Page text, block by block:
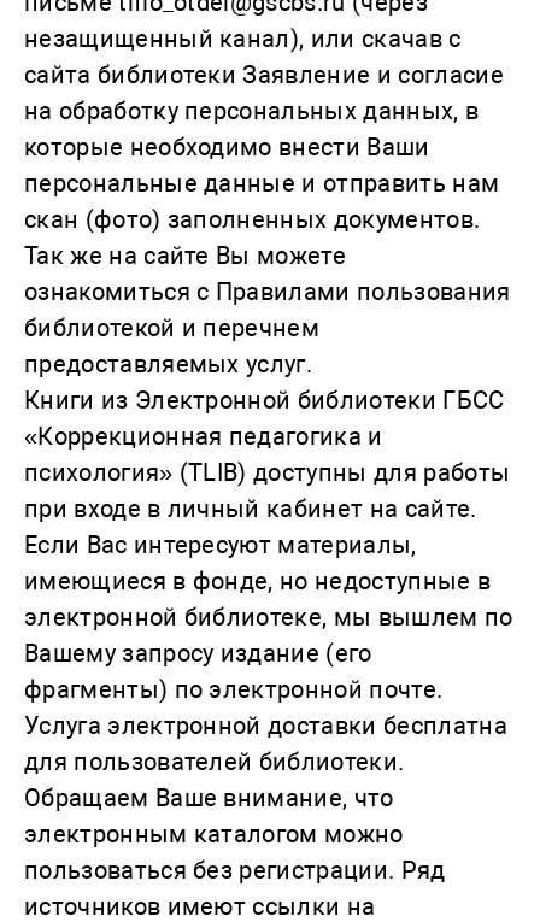
незащищенный канал), или скачав с
сайта библиотеки Заявление и согласие
на обработку персональных данных, в
которые необходимо внести Ваши
персональные данные и отправить нам
скан (фото) заполненных документов.
Так же на сайте Вы можете
ознакомиться с Правилами пользования
библиотекой и перечнем
предоставляемых услуг.
Книги из Электронной библиотеки ГБСС
«Коррекционная педагогика и
психология» (TLIB) доступны для работы
при входе в личный кабинет на сайте.
Если Вас интересуют материалы,
имеющиеся в фонде, но недоступные в
электронной библиотеке, мы вышлем по
Вашему запросу издание (его
фрагменты) по электронной почте.
Услуга электронной доставки бесплатна
для пользователей библиотеки.
Обращаем Ваше внимание, что
электронным каталогом можно
пользоваться без регистрации. Ряд
источников имеют ссылки на